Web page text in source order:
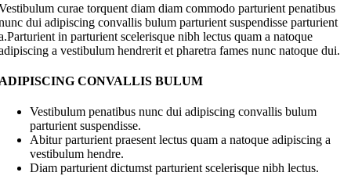
curae torquent diam diam commodo parturient penatibus
dui adipiscing convallis bulum parturient suspendisse parturient
in parturient scelerisque nibh lectus quam a natoque
a vestibulum hendrerit et pharetra fames nunc natoque dui.
CONVALLIS BULUM
Vestibulum penatibus nunc dui adipiscing convallis bulum
parturient suspendisse.
Abitur parturient praesent lectus quam a natoque adipiscing a
vestibulum hendre.
Diam parturient dictumst parturient scelerisque nibh lectus.